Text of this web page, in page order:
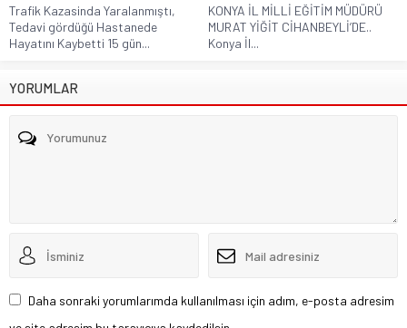
Trafik Kazasinda Yaralanmıştı,
Tedavi gördüğü Hastanede
Hayatını Kaybetti 15 gün...
KONYA İL MİLLİ EĞİTİM MÜDÜRÜ
MURAT YİĞİT CİHANBEYLİ’DE..
Konya İl...
YORUMLAR
Daha sonraki yorumlarımda kullanılması için adım, e-posta adresim